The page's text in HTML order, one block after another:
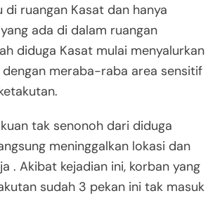
ruangan Kasat dan hanya
ada di dalam ruangan
diduga Kasat mulai menyalurkan
meraba-raba area sensitif
tak senonoh dari diduga
meninggalkan lokasi dan
. Akibat kejadian ini, korban yang
sudah 3 pekan ini tak masuk